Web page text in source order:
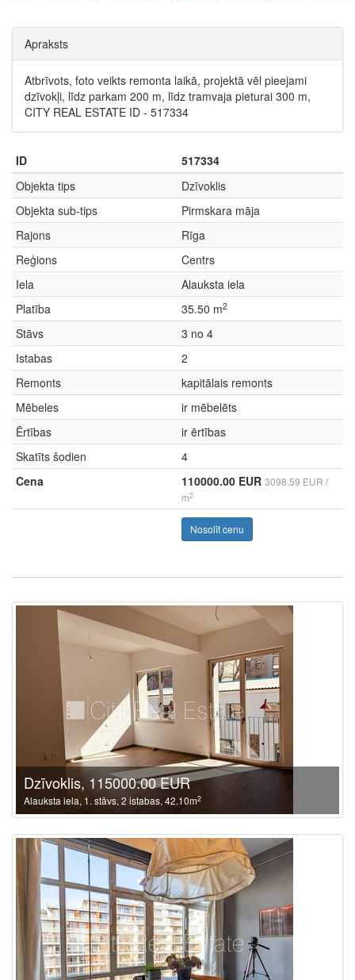
Apraksts
Atbrīvots, foto veikts remonta laikā, projektā vēl pieejami
dzīvokļi, līdz parkam 200 m, līdz tramvaja pieturai 300 m,
CITY REAL ESTATE ID - 517334
ID
517334
Objekta tips
Dzīvoklis
Objekta sub-tips
Pirmskara māja
Rajons
Rīga
Reģions
Centrs
Iela
Alauksta iela
Platība
35.50 m2
Stāvs
3 no 4
Istabas
2
Remonts
kapitālais remonts
Mēbeles
ir mēbelēts
Ērtības
ir ērtības
Skatīts šodien
4
Cena
110000.00 EUR 3098.59 EUR /
m2
Nosolīt cenu
Dzīvoklis, 115000.00 EUR
Alauksta iela, 1. stāvs, 2 istabas, 42.10m2